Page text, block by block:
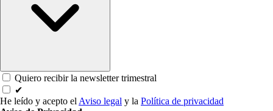
Quiero recibir la newsletter trimestral
✔
He leído y acepto el Aviso legal y la Política de privacidad